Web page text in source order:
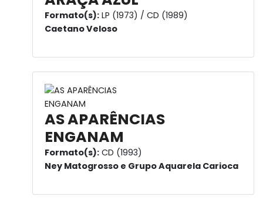
Formato(s): LP (1973) / CD (1989)
Caetano Veloso
AS APARÊNCIAS
ENGANAM
Formato(s): CD (1993)
Ney Matogrosso e Grupo Aquarela Carioca